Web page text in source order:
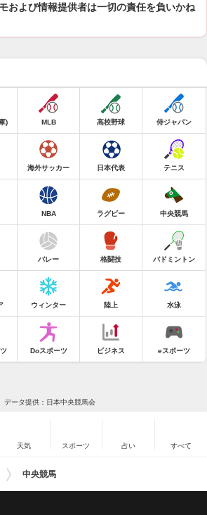
および情報提供者は一切の責任を負いかね
) MLB 高校野球 侍ジャパン
海外サッカー 日本代表 テニス
NBA ラグビー 中央競馬
バレー 格闘技 バドミントン
ウィンター 陸上 水泳
Doスポーツ ビジネス eスポーツ
データ提供：日本中央競馬会
天気 スポーツ 占い すべて
中央競馬